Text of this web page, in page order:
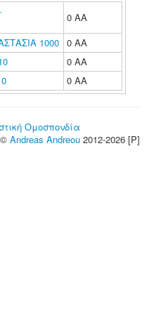
0 ΑΑ
1000
0 ΑΑ
0 ΑΑ
0 ΑΑ
Ομοσπονδία
© Andreas Andreou 2012-2026 [P]